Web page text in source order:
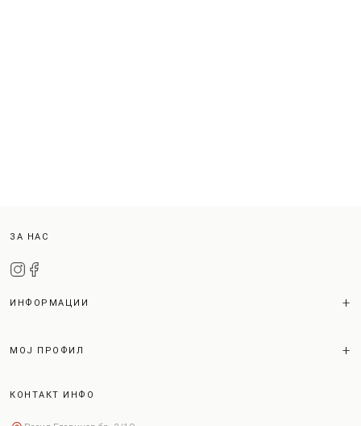
ЗА НАС
ИНФОРМАЦИИ
МОЈ ПРОФИЛ
КОНТАКТ ИНФО